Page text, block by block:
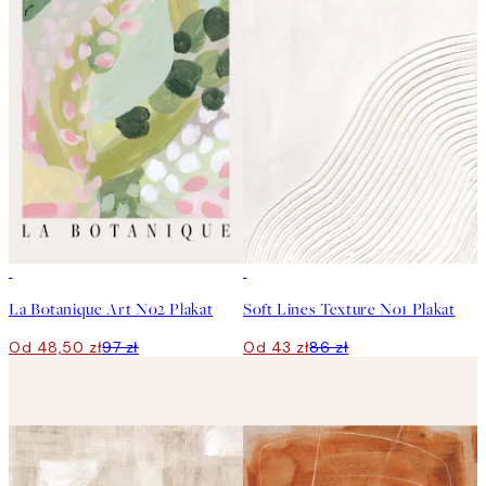
La Botanique Art No2 Plakat
Od 48,50 zł97 zł
Soft Lines Texture No1 Plakat
Od 43 zł86 zł